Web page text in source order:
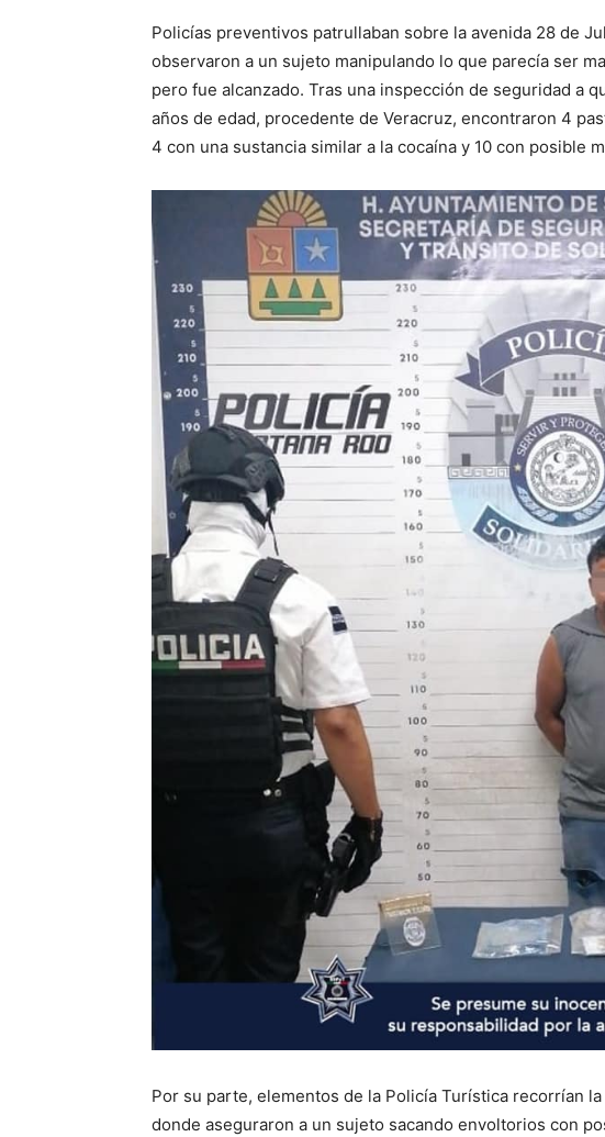
Policías preventivos patrullaban sobre la avenida 28 de
observaron a un sujeto manipulando lo que parecía ser
pero fue alcanzado. Tras una inspección de seguridad a
años de edad, procedente de Veracruz, encontraron 4
4 con una sustancia similar a la cocaína y 10 con posible
Por su parte, elementos de la Policía Turística recorrían
donde aseguraron a un sujeto sacando envoltorios con